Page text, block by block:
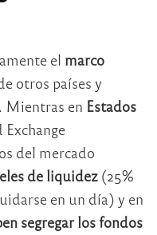
el marco
otros países y
Mientras en Estados
del mercado
de liquidez (25%
en un día) y en
segregar los fondos